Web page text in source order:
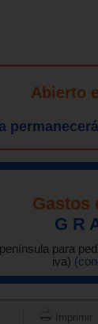
Abierto
Gastos
G R
para
iva)
Imprimir